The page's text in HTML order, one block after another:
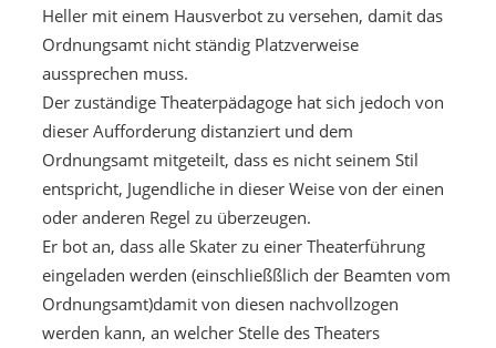
Heller mit einem Hausverbot zu versehen, damit das
Ordnungsamt nicht ständig Platzverweise
aussprechen muss.
Der zuständige Theaterpädagoge hat sich jedoch von
dieser Aufforderung distanziert und dem
Ordnungsamt mitgeteilt, dass es nicht seinem Stil
entspricht, Jugendliche in dieser Weise von der einen
oder anderen Regel zu überzeugen.
Er bot an, dass alle Skater zu einer Theaterführung
eingeladen werden (einschließßlich der Beamten vom
Ordnungsamt)damit von diesen nachvollzogen
werden kann, an welcher Stelle des Theaters